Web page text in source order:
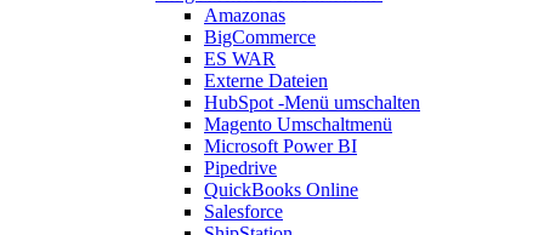
Amazonas
BigCommerce
ES WAR
Externe Dateien
HubSpot -Menü umschalten
Magento Umschaltmenü
Microsoft Power BI
Pipedrive
QuickBooks Online
Salesforce